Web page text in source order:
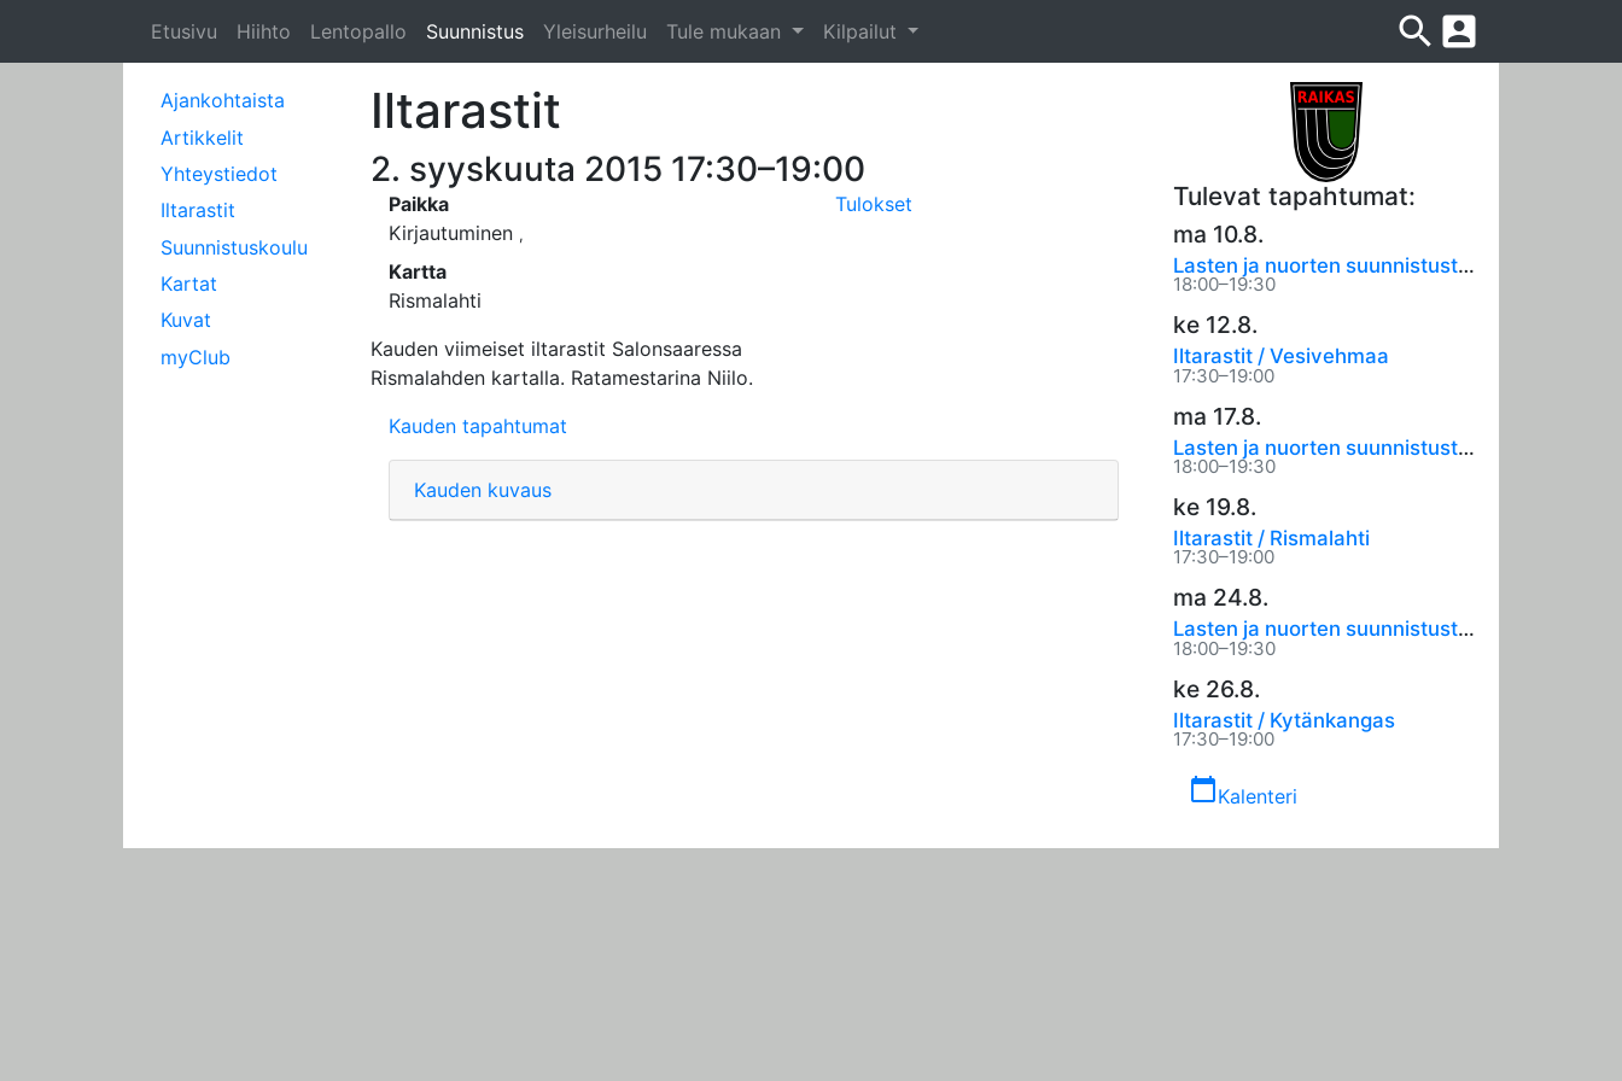
Etusivu Hiihto Lentopallo Suunnistus Yleisurheilu Tule mukaan Kilpailut search account_box
Ajankohtaista
Artikkelit
Yhteystiedot
Iltarastit
Suunnistuskoulu
Kartat
Kuvat
myClub
Iltarastit
2. syyskuuta 2015 17:30–19:00
Paikka
Kirjautuminen ,
Kartta
Rismalahti
Kauden viimeiset iltarastit Salonsaaressa
Rismalahden kartalla. Ratamestarina Niilo.
Tulokset
Kauden tapahtumat
Kauden kuvaus
Tulevat tapahtumat:
ma 10.8.
Lasten ja nuorten suunnistustreenit
18:00–19:30
ke 12.8.
Iltarastit / Vesivehmaa
17:30–19:00
ma 17.8.
Lasten ja nuorten suunnistustreenit
18:00–19:30
ke 19.8.
Iltarastit / Rismalahti
17:30–19:00
ma 24.8.
Lasten ja nuorten suunnistustreenit
18:00–19:30
ke 26.8.
Iltarastit / Kytänkangas
17:30–19:00
calendar_todayKalenteri